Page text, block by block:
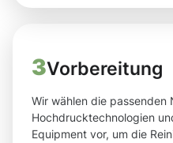
3Vorbereitung
Wir wählen die passenden
Hochdrucktechnologien
Equipment vor, um die